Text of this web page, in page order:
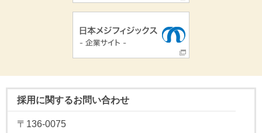
採用に関するお問い合わせ
〒136-0075